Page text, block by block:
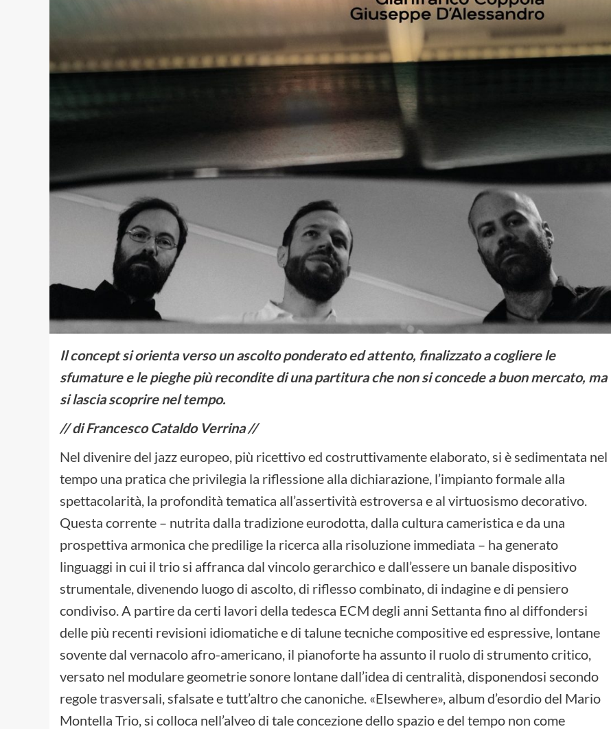
Il concept si orienta verso un ascolto ponderato ed attento, finalizzato a cogliere le
sfumature e le pieghe più recondite di una partitura che non si concede a buon mercato, ma
si lascia scoprire nel tempo.
// di Francesco Cataldo Verrina //
Nel divenire del jazz europeo, più ricettivo ed costruttivamente elaborato, si è sedimentata nel
tempo una pratica che privilegia la riflessione alla dichiarazione, l’impianto formale alla
spettacolarità, la profondità tematica all’assertività estroversa e al virtuosismo decorativo.
Questa corrente – nutrita dalla tradizione eurodotta, dalla cultura cameristica e da una
prospettiva armonica che predilige la ricerca alla risoluzione immediata – ha generato
linguaggi in cui il trio si affranca dal vincolo gerarchico e dall’essere un banale dispositivo
strumentale, divenendo luogo di ascolto, di riflesso combinato, di indagine e di pensiero
condiviso. A partire da certi lavori della tedesca ECM degli anni Settanta fino al diffondersi
delle più recenti revisioni idiomatiche e di talune tecniche compositive ed espressive, lontane
sovente dal vernacolo afro-americano, il pianoforte ha assunto il ruolo di strumento critico,
versato nel modulare geometrie sonore lontane dall’idea di centralità, disponendosi secondo
regole trasversali, sfalsate e tutt’altro che canoniche. «Elsewhere», album d’esordio del Mario
Montella Trio, si colloca nell’alveo di tale concezione dello spazio e del tempo non come